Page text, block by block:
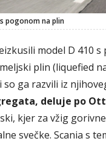
s pogonom na plin
model D 410 s
plin (liquefied
so ga razvili iz
deluje po
kjer za vžig
svečke. Scania s